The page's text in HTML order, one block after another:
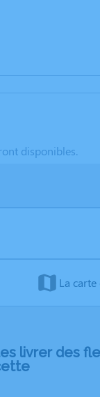
disponibles.
La
livrer des